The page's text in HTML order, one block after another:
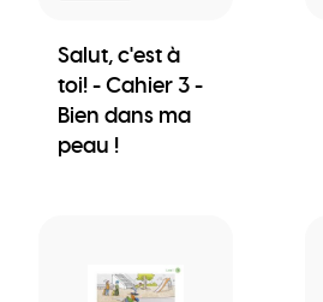
Salut, c'est à
toi! - Cahier 3 -
Bien dans ma
peau !